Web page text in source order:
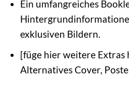
Ein umfangreiches
exklusiven Bildern.
[füge hier weitere Extras
Alternatives Cover,